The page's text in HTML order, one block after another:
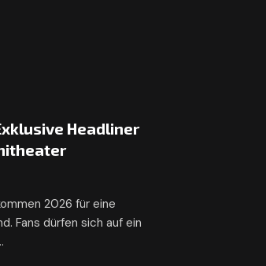
Headliner
2026 für eine
Fans dürfen sich auf ein